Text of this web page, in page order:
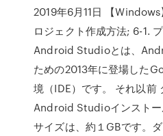
2019年6月11日 【
ロジェクト作成方法; 6-1.
Android Studioとは、
ための2013年に登場した
境（IDE）です。 それ以前
Android Studioインストー
サイズは、約１GBです。